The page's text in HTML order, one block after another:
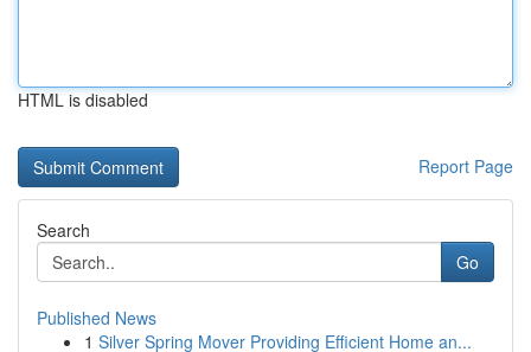
HTML is disabled
Report Page
Search
Go
Published News
1 Silver Spring Mover Providing Efficient Home an...